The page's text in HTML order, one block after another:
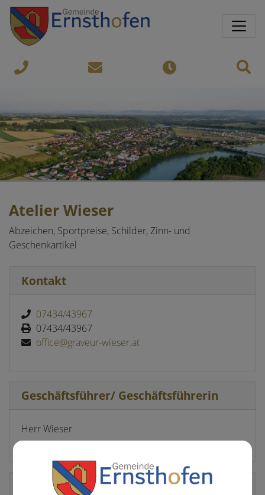
Sprungmarken
Springe direkt zu:
8450
Atelier Wieser
Abzeichen, Sportpreise, Schilder, Zinn- und
Geschenkartikel
Kontakt
07434/43967
07434/43967
office@graveur-wieser.at
Geschäftsführer/ Geschäftsführerin
Herr Wieser
Standort